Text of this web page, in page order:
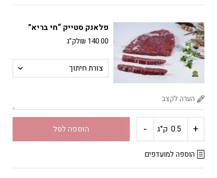
"חי
בריא"
פלאנק סטייק “חי בריא”
₪ 140.00 לק"ג
+ כמות
של
ק"ג - הוספה לסל
הוספה למועדפים